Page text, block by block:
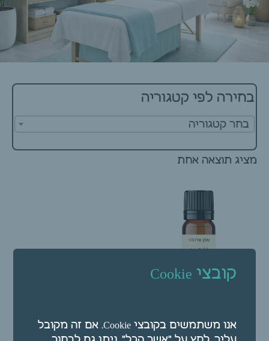
בחירה לפי קטגוריה
בחר קטגוריה
מציג תוצאה אחת
וטיבר 10 מ"ל
קובצי Cookie
אנו משתמשים בקובצי Cookie. אם זה מקובל